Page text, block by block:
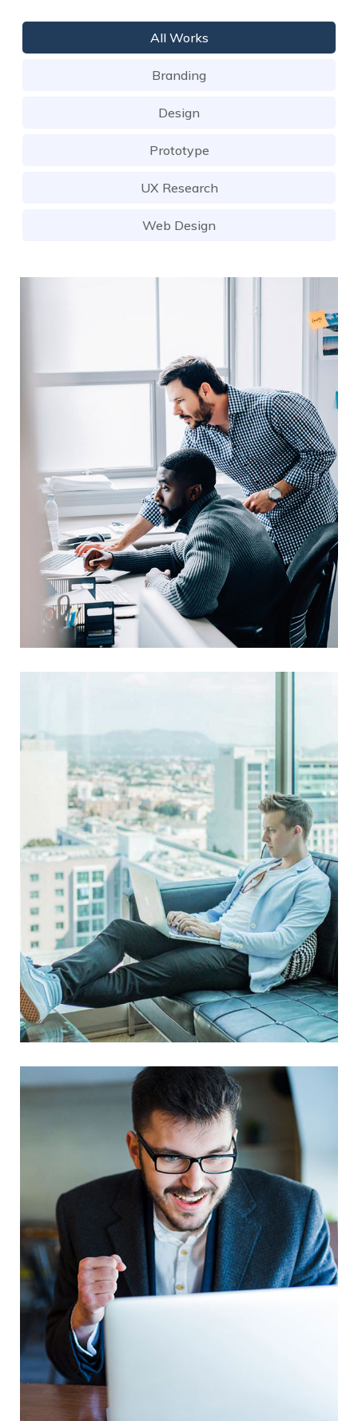
All Works
Branding
Design
Prototype
UX Research
Web Design
Awesome Logo Design
UX Research
Mastering Web Design
UX Research Web Design
This Is Your Awesome Project
Branding